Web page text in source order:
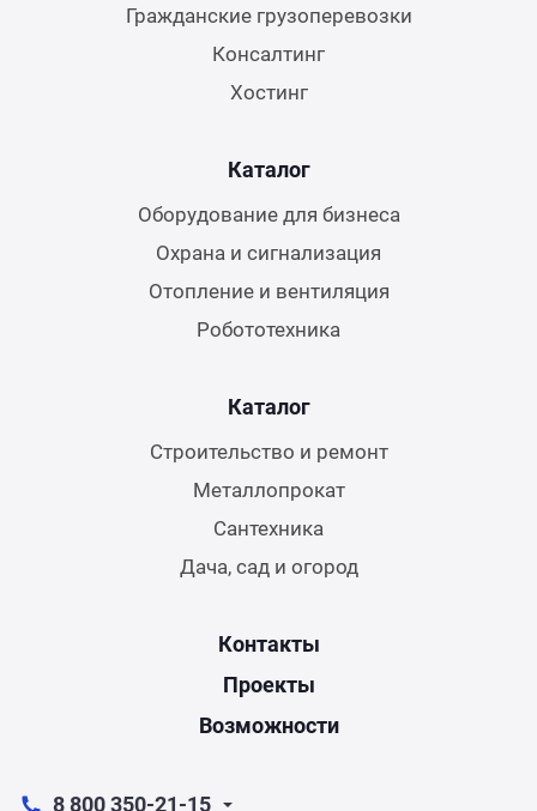
Гражданские грузоперевозки
Консалтинг
Хостинг
Каталог
Оборудование для бизнеса
Охрана и сигнализация
Отопление и вентиляция
Робототехника
Каталог
Строительство и ремонт
Металлопрокат
Сантехника
Дача, сад и огород
Контакты
Проекты
Возможности
8 800 350-21-15